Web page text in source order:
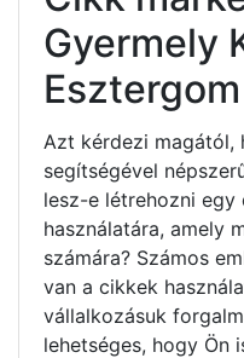
Gyermely
Azt kérdezi magától,
segítségével
lesz-e létrehozni egy
használatára, amely
számára? Számos
van a cikkek
vállalkozásuk
lehetséges, hogy Ön